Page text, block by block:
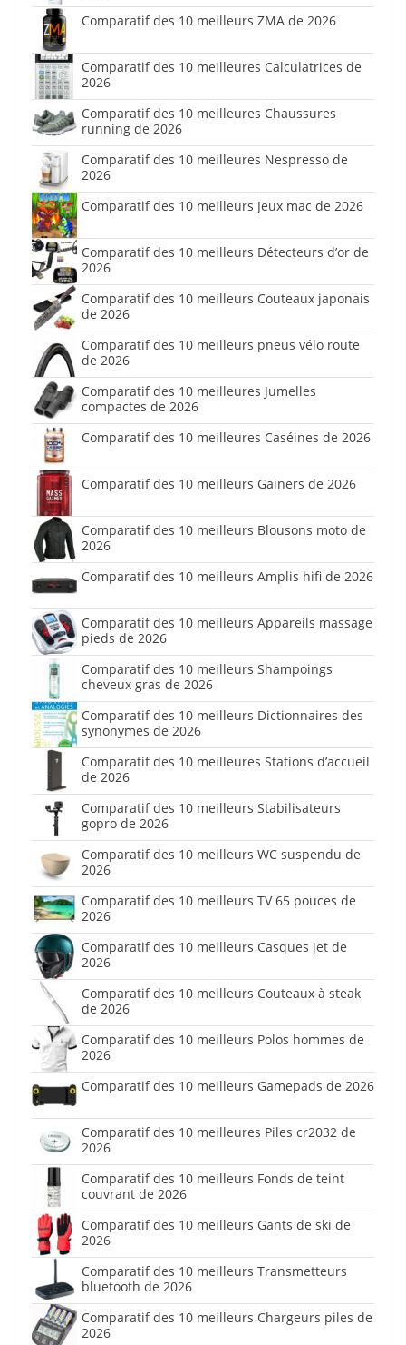
Comparatif des 10 meilleurs ZMA de 2026
Comparatif des 10 meilleures Calculatrices de
2026
Comparatif des 10 meilleures Chaussures
running de 2026
Comparatif des 10 meilleures Nespresso de
2026
Comparatif des 10 meilleurs Jeux mac de 2026
Comparatif des 10 meilleurs Détecteurs d’or de
2026
Comparatif des 10 meilleurs Couteaux japonais
de 2026
Comparatif des 10 meilleurs pneus vélo route
de 2026
Comparatif des 10 meilleures Jumelles
compactes de 2026
Comparatif des 10 meilleures Caséines de 2026
Comparatif des 10 meilleurs Gainers de 2026
Comparatif des 10 meilleurs Blousons moto de
2026
Comparatif des 10 meilleurs Amplis hifi de 2026
Comparatif des 10 meilleurs Appareils massage
pieds de 2026
Comparatif des 10 meilleurs Shampoings
cheveux gras de 2026
Comparatif des 10 meilleurs Dictionnaires des
synonymes de 2026
Comparatif des 10 meilleures Stations d’accueil
de 2026
Comparatif des 10 meilleurs Stabilisateurs
gopro de 2026
Comparatif des 10 meilleurs WC suspendu de
2026
Comparatif des 10 meilleurs TV 65 pouces de
2026
Comparatif des 10 meilleurs Casques jet de
2026
Comparatif des 10 meilleurs Couteaux à steak
de 2026
Comparatif des 10 meilleurs Polos hommes de
2026
Comparatif des 10 meilleurs Gamepads de 2026
Comparatif des 10 meilleures Piles cr2032 de
2026
Comparatif des 10 meilleurs Fonds de teint
couvrant de 2026
Comparatif des 10 meilleurs Gants de ski de
2026
Comparatif des 10 meilleurs Transmetteurs
bluetooth de 2026
Comparatif des 10 meilleurs Chargeurs piles de
2026